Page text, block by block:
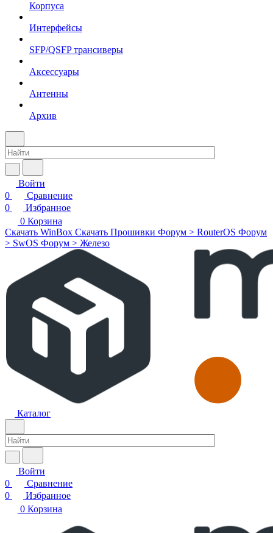
Корпуса
Интерфейсы
SFP/QSFP трансиверы
Аксессуары
Антенны
Архив
Войти
0
Сравнение
0
Избранное
0 Корзина
Скачать WinBox Скачать Прошивки Форум > RouterOS Форум
> SwOS Форум > Железо
Каталог
Войти
0
Сравнение
0
Избранное
0 Корзина